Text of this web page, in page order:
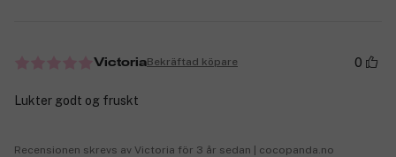
VictoriaBekräftad köpare 0
Lukter godt og fruskt
Recensionen skrevs av Victoria för 3 år sedan | cocopanda.no